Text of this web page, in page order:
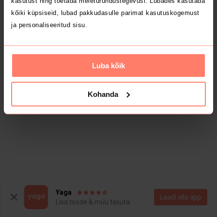
kõiki küpsiseid, lubad pakkudasulle parimat kasutuskogemust
ja personaliseeritud sisu.
Luba kõik
Kohanda
Yaga
Lisa toode & müü tasuta
Laadi alla äpp